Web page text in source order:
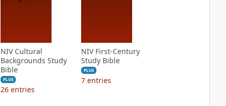
NIV Cultural
Backgrounds Study
Bible
PLUS
26 entries
NIV First-Century
Study Bible
PLUS
7 entries